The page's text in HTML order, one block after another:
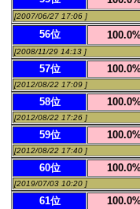
[2007/06/27 17:06 ]
56位
[2008/11/29 14:13 ]
57位
[2012/08/22 17:09 ]
58位
[2012/08/22 17:26 ]
59位
[2012/08/22 17:40 ]
60位
[2019/07/03 10:20 ]
61位